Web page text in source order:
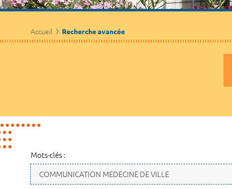
Accueil Recherche avancée
Mots-clés :